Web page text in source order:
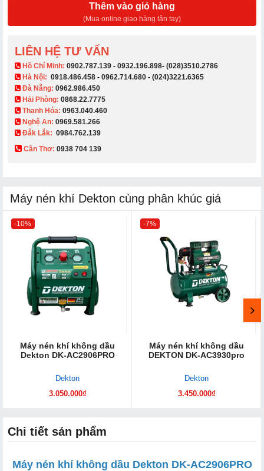
Thêm vào giỏ hàng
(Mua online giao hàng tận tay)
LIÊN HỆ TƯ VẤN
​ Hồ Chí Minh: 0902.787.139 - 0932.196.898- (028)3510.2786
Hà Nội: 0918.486.458 - 0962.714.680 - (024)3221.6365
Đà Nẵng: 0962.986.450
Hải Phòng: 0868.22.7775
Thanh Hóa: 0963.040.460
Nghệ An: 0969.581.266
Đắk Lắk: 0984.762.139
Cần Thơ: 0938 704 139​
Máy nén khí Dekton cùng phân khúc giá
-10%
Máy nén khí không dầu
Dekton DK-AC2906PRO
Dekton
3.050.000₫
-7%
Máy nén khí không dầu
DEKTON DK-AC3930pro
Dekton
3.450.000₫
Chi tiết sản phẩm
Máy nén khí không dầu Dekton DK-AC2906PRO